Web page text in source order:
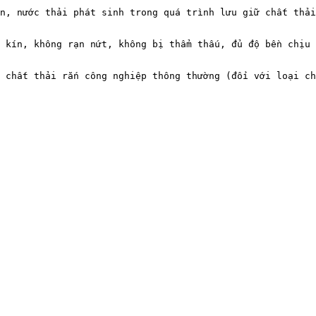
nước thải phát sinh trong quá trình lưu giữ chất thải
kín, không rạn nứt, không bị thẩm thấu, đủ độ bền